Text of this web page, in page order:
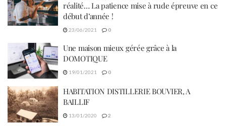
réalité… La patience mise à rude épreuve en ce
début d’année !
23/06/2021 0
Une maison mieux gérée grâce à la
DOMOTIQUE
19/01/2021 0
HABITATION DISTILLERIE BOUVIER, A
BAILLIF
13/01/2020 2